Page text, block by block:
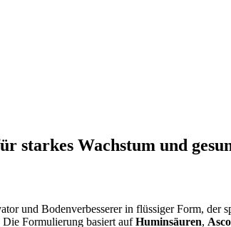
starkes Wachstum und
und Bodenverbesserer in flüssiger Form,
Die Formulierung basiert aufHuminsäuren,